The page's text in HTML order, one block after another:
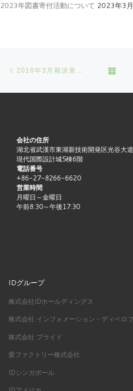
2023年図書寄付活動について 2023年3
会社の住所
湖北省武漢市東湖新技術開発区光谷大
現代国際設計城5棟6階
電話番号
+86-27-8266-6620
営業時間
月曜日～金曜日
午前8:30～午後17:30
IDグループ
株式会社IDホールディングス
株式会社 インフォメーション・ディベロ
株式会社 プライド
愛ファクトリー株式会社
IDシンガポール